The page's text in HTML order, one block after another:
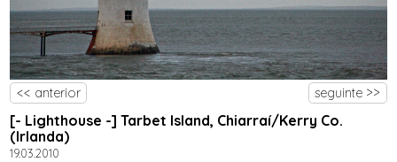
<< anterior seguinte >>
[- Lighthouse -] Tarbet Island, Chiarraí/Kerry Co.
(Irlanda)
19.03.2010